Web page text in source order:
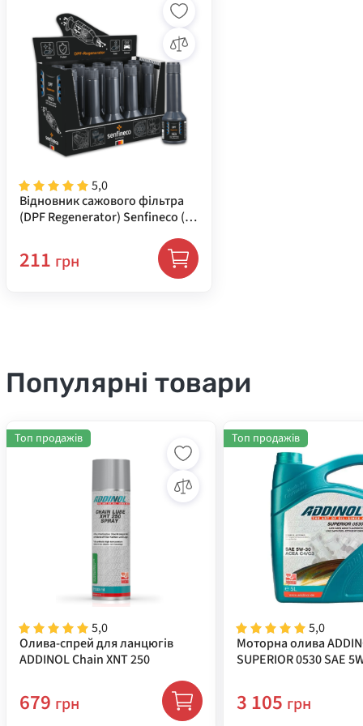
5,0
Відновник сажового фільтра
(DPF Regenerator) Senfineco (
211 грн
Популярні товари
5,0
Олива-спрей для ланцюгів
ADDINOL Chain XNT 250
Топ продажів
679 грн
5,0
Моторна олива
SUPERIOR 0530 SAE
Топ продажів
3 105 грн